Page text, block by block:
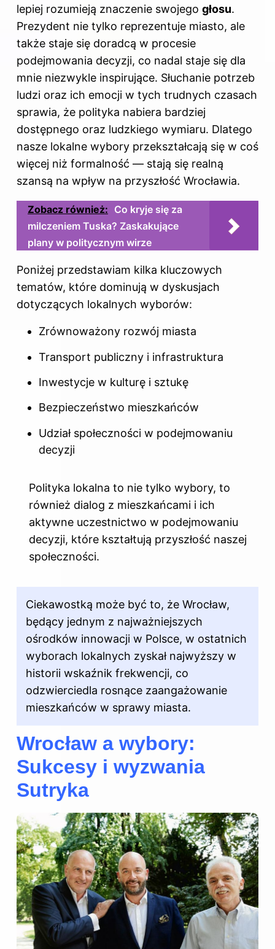
lepiej rozumieją znaczenie swojego głosu.
Prezydent nie tylko reprezentuje miasto, ale
także staje się doradcą w procesie
podejmowania decyzji, co nadal staje się dla
mnie niezwykle inspirujące. Słuchanie potrzeb
ludzi oraz ich emocji w tych trudnych czasach
sprawia, że polityka nabiera bardziej
dostępnego oraz ludzkiego wymiaru. Dlatego
nasze lokalne wybory przekształcają się w coś
więcej niż formalność — stają się realną
szansą na wpływ na przyszłość Wrocławia.
Zobacz również: Co kryje się za
milczeniem Tuska? Zaskakujące
plany w politycznym wirze
Poniżej przedstawiam kilka kluczowych
tematów, które dominują w dyskusjach
dotyczących lokalnych wyborów:
Zrównoważony rozwój miasta
Transport publiczny i infrastruktura
Inwestycje w kulturę i sztukę
Bezpieczeństwo mieszkańców
Udział społeczności w podejmowaniu
decyzji
Polityka lokalna to nie tylko wybory, to
również dialog z mieszkańcami i ich
aktywne uczestnictwo w podejmowaniu
decyzji, które kształtują przyszłość naszej
społeczności.
Ciekawostką może być to, że Wrocław,
będący jednym z najważniejszych
ośrodków innowacji w Polsce, w ostatnich
wyborach lokalnych zyskał najwyższy w
historii wskaźnik frekwencji, co
odzwierciedla rosnące zaangażowanie
mieszkańców w sprawy miasta.
Wrocław a wybory:
Sukcesy i wyzwania
Sutryka